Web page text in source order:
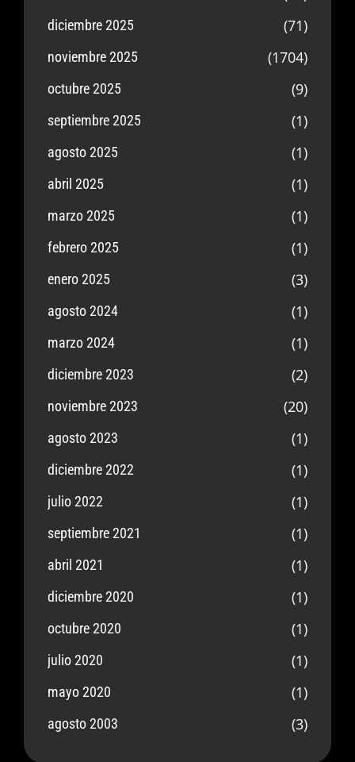
diciembre 2025 (71)
noviembre 2025 (1704)
octubre 2025 (9)
septiembre 2025 (1)
agosto 2025 (1)
abril 2025 (1)
marzo 2025 (1)
febrero 2025 (1)
enero 2025 (3)
agosto 2024 (1)
marzo 2024 (1)
diciembre 2023 (2)
noviembre 2023 (20)
agosto 2023 (1)
diciembre 2022 (1)
julio 2022 (1)
septiembre 2021 (1)
abril 2021 (1)
diciembre 2020 (1)
octubre 2020 (1)
julio 2020 (1)
mayo 2020 (1)
agosto 2003 (3)